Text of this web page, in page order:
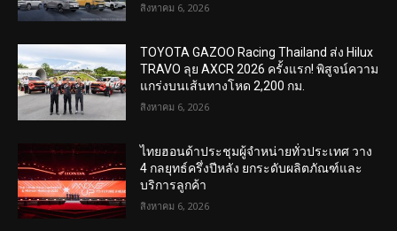
สิงหาคม 6, 2026
TOYOTA GAZOO Racing Thailand ส่ง Hilux
TRAVO ลุย AXCR 2026 ครั้งแรก! พิสูจน์ความ
แกร่งบนเส้นทางโหด 2,200 กม.
สิงหาคม 6, 2026
ไทยฮอนด้าประชุมผู้จำหน่ายทั่วประเทศ วาง
4 กลยุทธ์ครึ่งปีหลัง ยกระดับผลิตภัณฑ์และ
บริการลูกค้า
สิงหาคม 6, 2026